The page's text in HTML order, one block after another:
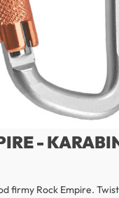
-
firmy Rock Empire.